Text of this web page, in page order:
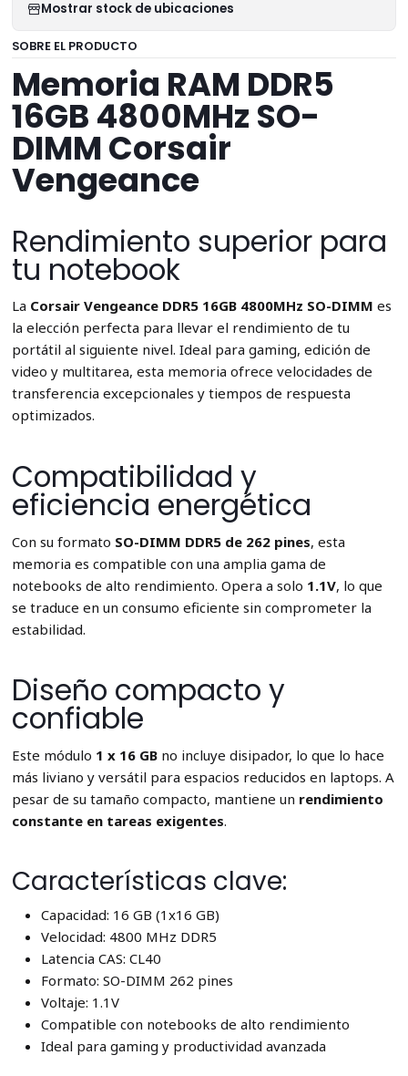
Mostrar stock de ubicaciones
SOBRE EL PRODUCTO
Memoria RAM DDR5
16GB 4800MHz SO-
DIMM Corsair
Vengeance
Rendimiento superior para
tu notebook
La Corsair Vengeance DDR5 16GB 4800MHz SO-DIMM es
la elección perfecta para llevar el rendimiento de tu
portátil al siguiente nivel. Ideal para gaming, edición de
video y multitarea, esta memoria ofrece velocidades de
transferencia excepcionales y tiempos de respuesta
optimizados.
Compatibilidad y
eficiencia energética
Con su formato SO-DIMM DDR5 de 262 pines, esta
memoria es compatible con una amplia gama de
notebooks de alto rendimiento. Opera a solo 1.1V, lo que
se traduce en un consumo eficiente sin comprometer la
estabilidad.
Diseño compacto y
confiable
Este módulo 1 x 16 GBno incluye disipador, lo que lo hace
más liviano y versátil para espacios reducidos en laptops. A
pesar de su tamaño compacto, mantiene un rendimiento
constante en tareas exigentes.
Características clave:
Capacidad: 16 GB (1x16 GB)
Velocidad: 4800 MHz DDR5
Latencia CAS: CL40
Formato: SO-DIMM 262 pines
Voltaje: 1.1V
Compatible con notebooks de alto rendimiento
Ideal para gaming y productividad avanzada